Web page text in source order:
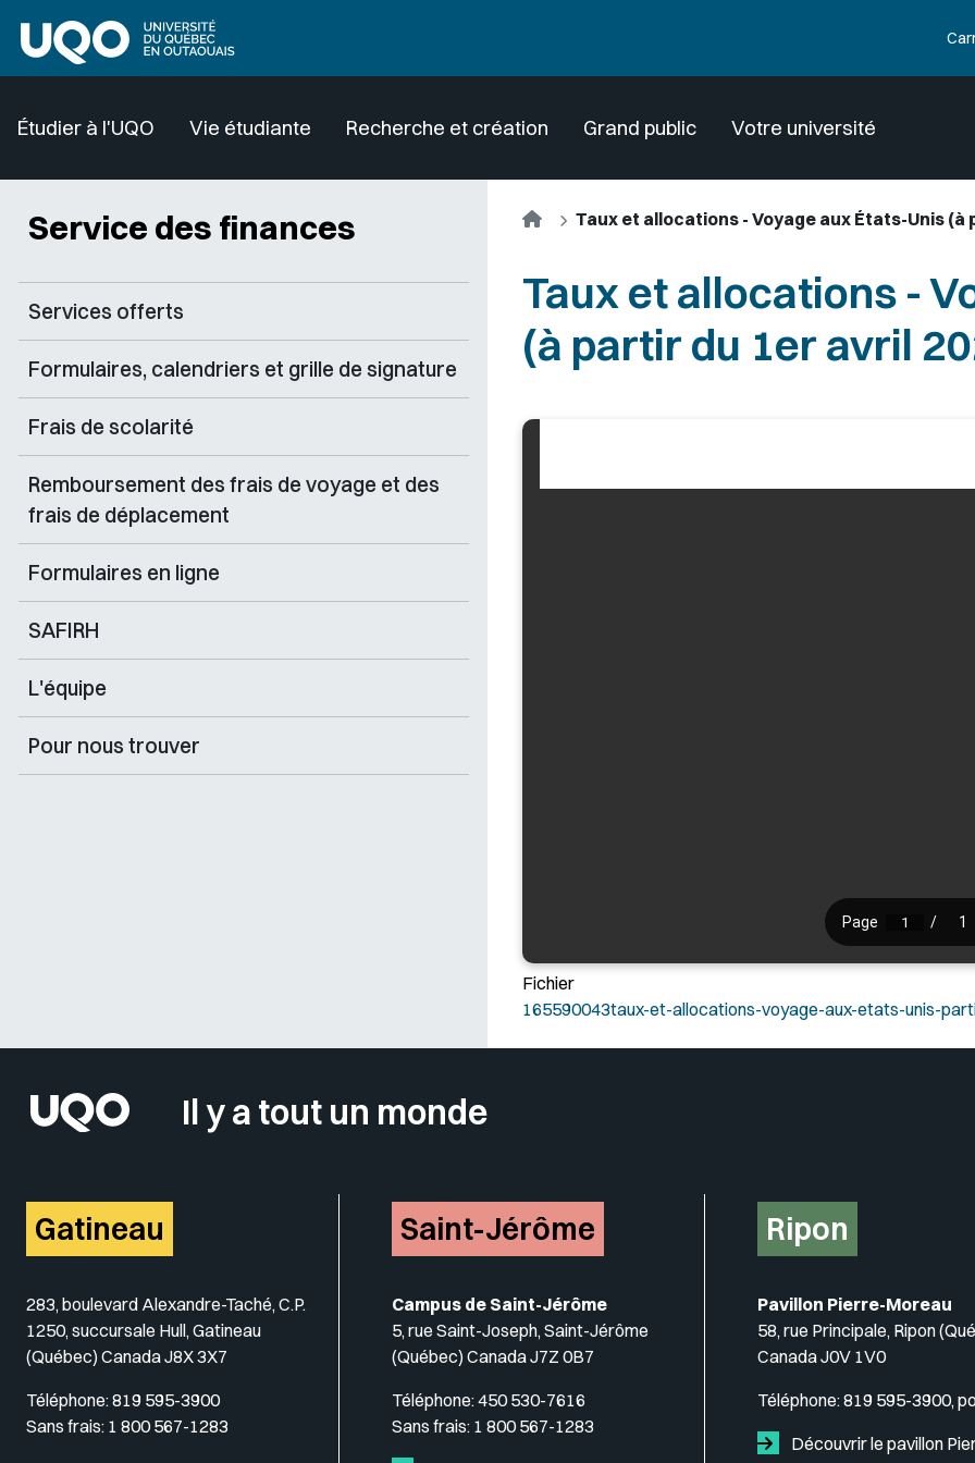
Étudier à l'UQO Vie étudiante Recherche et création Grand public Votre université
Service des finances
Services offerts
Formulaires, calendriers et grille de signature
Frais de scolarité
Remboursement des frais de voyage et des
frais de déplacement
Formulaires en ligne
SAFIRH
L'équipe
Pour nous trouver
AccueilTaux et allocations - Voyage aux États-Unis (à
Taux et allocations -
(à partir du 1er avril
Fichier
165590043taux-et-allocations-voyage-aux-etats-unis-
Il y a tout un monde
Gatineau
283, boulevard Alexandre-Taché, C.P.
1250, succursale Hull, Gatineau
(Québec) Canada J8X 3X7
Téléphone:819 595-3900
Sans frais: 1 800 567-1283
Saint-Jérôme
Campus de Saint-Jérôme
5, rue Saint-Joseph, Saint-Jérôme
(Québec) Canada J7Z 0B7
Téléphone:450 530-7616
Sans frais: 1 800 567-1283
Ripon
Pavillon Pierre-Moreau
58, rue Principale, Ripon
Canada J0V 1V0
Téléphone:819 595-3900,
Découvrir le pavillon